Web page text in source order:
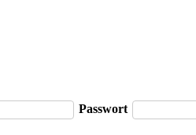
Passwort